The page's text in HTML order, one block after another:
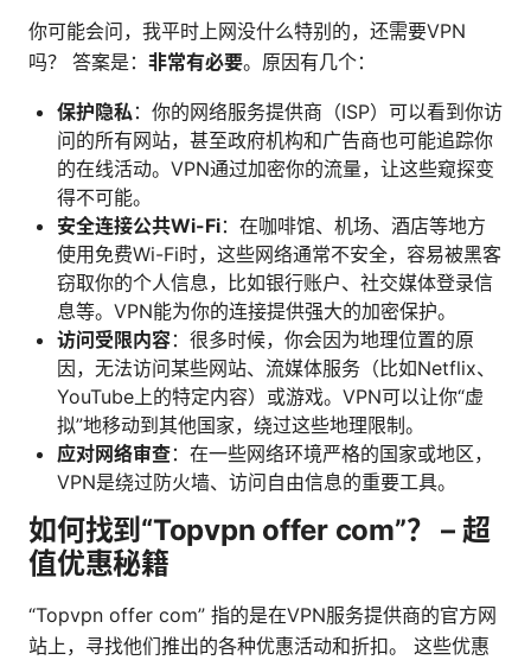
你可能会问，我平时上网没什么特别的，还需要VPN
吗？ 答案是： 非常有必要。原因有几个：
保护隐私：你的网络服务提供商（ISP）可以看到你访
问的所有网站，甚至政府机构和广告商也可能追踪你
的在线活动。VPN通过加密你的流量，让这些窥探变
得不可能。
安全连接公共Wi-Fi：在咖啡馆、机场、酒店等地方
使用免费Wi-Fi时，这些网络通常不安全，容易被黑客
窃取你的个人信息，比如银行账户、社交媒体登录信
息等。VPN能为你的连接提供强大的加密保护。
访问受限内容：很多时候，你会因为地理位置的原
因，无法访问某些网站、流媒体服务（比如Netflix、
YouTube上的特定内容）或游戏。VPN可以让你“虚
拟”地移动到其他国家，绕过这些地理限制。
应对网络审查：在一些网络环境严格的国家或地区，
VPN是绕过防火墙、访问自由信息的重要工具。
如何找到“Topvpn offer com”？ – 超
值优惠秘籍
“Topvpn offer com” 指的是在VPN服务提供商的官方网
站上，寻找他们推出的各种优惠活动和折扣。 这些优惠